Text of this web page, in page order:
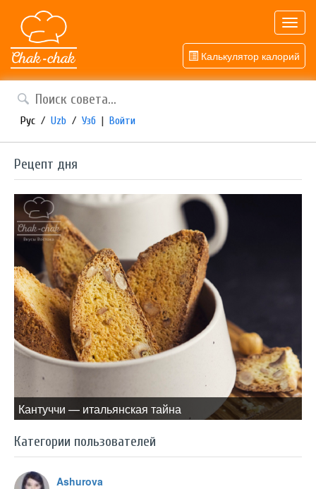
Калькулятор калорий
Рус / Uzb / Узб | Войти
Рецепт дня
Кантуччи — итальянская тайна
Категории пользователей
Ashurova